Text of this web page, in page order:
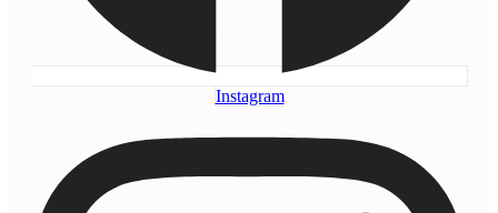
Instagram